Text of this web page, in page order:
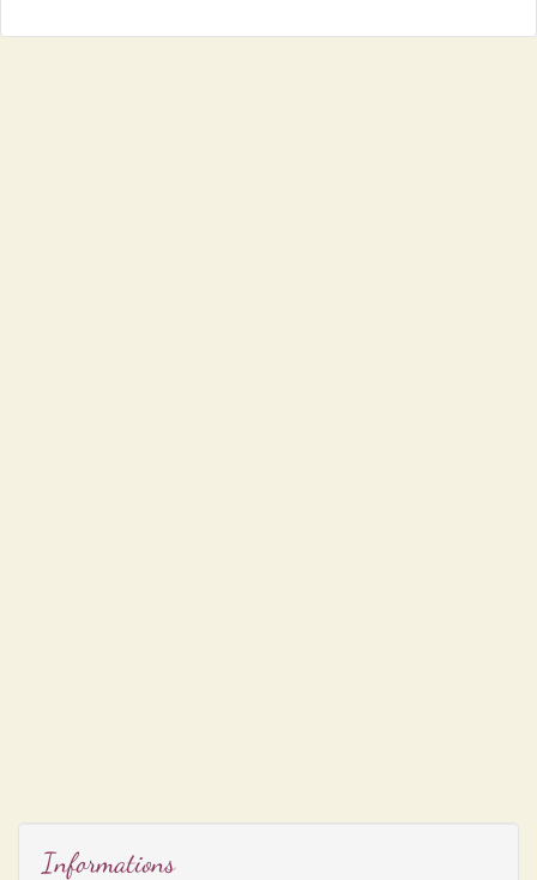
Informations